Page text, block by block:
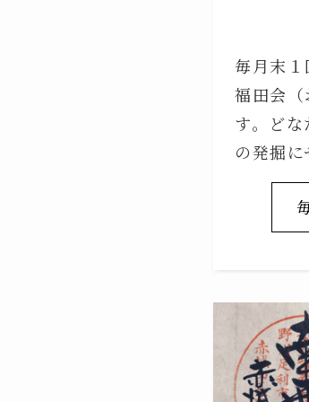
毎月末１
福田会
す。ど
の発掘